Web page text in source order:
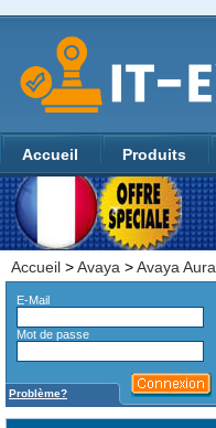
Accueil Produits
Accueil >Avaya >Avaya Aura
E-Mail
Mot de passe
Problème?